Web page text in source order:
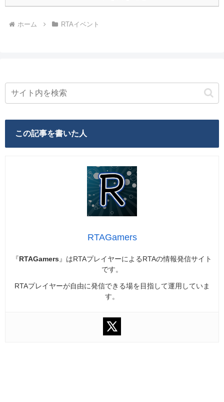
ホーム RTAイベント
この記事を書いた人
RTAGamers
『RTAGamers 』はRTAプレイヤーによるRTAの情報発信サイト
です。
RTAプレイヤーが自由に発信できる場を目指して運用していま
す。